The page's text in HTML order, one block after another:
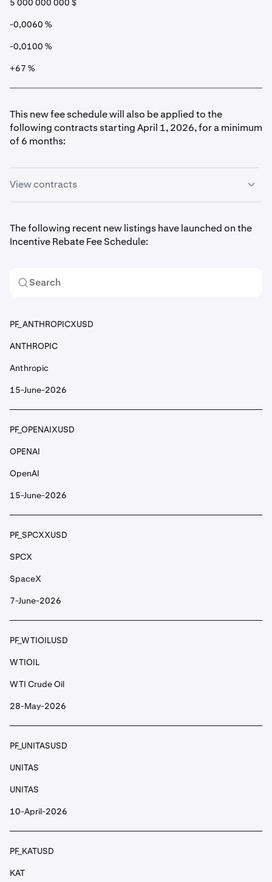
5 000 000 000 $
-0,0060 %
-0,0100 %
+67 %
This new fee schedule will also be applied to the
following contracts starting April 1, 2026, for a minimum
of 6 months:
View contracts
PF_ACEUSD
Fusionist
AEVO
PF_AGLDUSD
Adventure Gold
PF_AIUSD
AI
PF_AIXBTUSD
AIXBT
aixbt by Virtuals
PF_AKTUSD
AKT
The following recent new listings have launched on the
Incentive Rebate Fee Schedule:
PF_ANTHROPICXUSD
ANTHROPIC
Anthropic
15-June-2026
PF_OPENAIXUSD
OPENAI
OpenAI
15-June-2026
PF_SPCXXUSD
SPCX
SpaceX
7-June-2026
PF_WTIOILUSD
WTIOIL
WTI Crude Oil
28-May-2026
PF_UNITASUSD
UNITAS
UNITAS
10-April-2026
PF_KATUSD
KAT